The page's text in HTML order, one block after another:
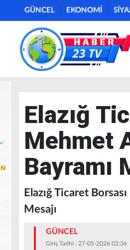
GÜNCEL EKONOMİ
Elazığ
Mehmet
Bayramı
Elazığ Ticaret
Mesajı
GÜNCEL
Giriş Tarihi : 27-05-2026